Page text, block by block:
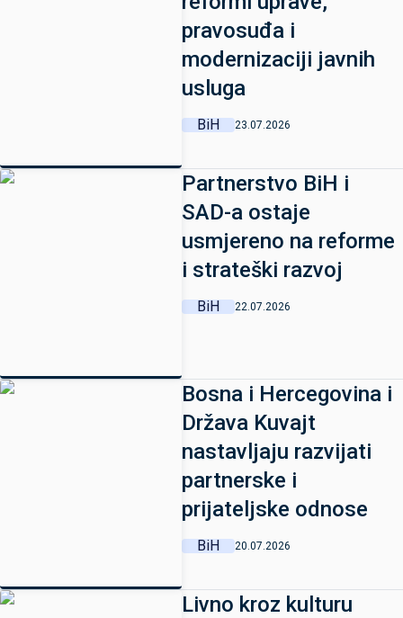
pravosuđa i
modernizaciji javnih
usluga
BiH 23.07.2026
Partnerstvo BiH i
SAD-a ostaje
usmjereno na reforme
i strateški razvoj
BiH 22.07.2026
Bosna i Hercegovina i
Država Kuvajt
nastavljaju razvijati
partnerske i
prijateljske odnose
BiH 20.07.2026
Livno kroz kulturu